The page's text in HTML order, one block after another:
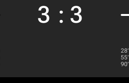
3 : 3
28‎’‎
55‎’‎
90‎’‎